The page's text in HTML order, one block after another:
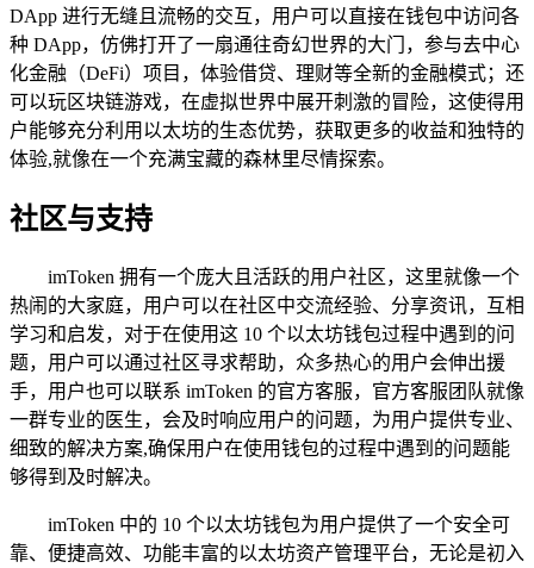
DApp 进行无缝且流畅的交互，用户可以直接在钱包中访问各
种 DApp，仿佛打开了一扇通往奇幻世界的大门，参与去中心
化金融（DeFi）项目，体验借贷、理财等全新的金融模式；还
可以玩区块链游戏，在虚拟世界中展开刺激的冒险，这使得用
户能够充分利用以太坊的生态优势，获取更多的收益和独特的
体验,就像在一个充满宝藏的森林里尽情探索。
社区与支持
imToken 拥有一个庞大且活跃的用户社区，这里就像一个
热闹的大家庭，用户可以在社区中交流经验、分享资讯，互相
学习和启发，对于在使用这 10 个以太坊钱包过程中遇到的问
题，用户可以通过社区寻求帮助，众多热心的用户会伸出援
手，用户也可以联系 imToken 的官方客服，官方客服团队就像
一群专业的医生，会及时响应用户的问题，为用户提供专业、
细致的解决方案,确保用户在使用钱包的过程中遇到的问题能
够得到及时解决。
imToken 中的 10 个以太坊钱包为用户提供了一个安全可
靠、便捷高效、功能丰富的以太坊资产管理平台，无论是初入